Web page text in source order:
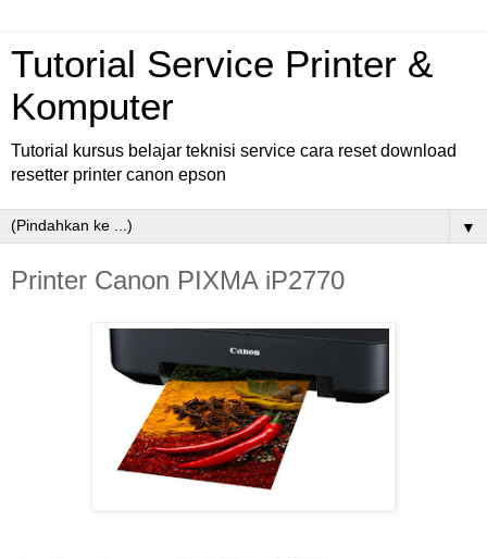
Tutorial Service Printer &
Komputer
Tutorial kursus belajar teknisi service cara reset download
resetter printer canon epson
▼
Printer Canon PIXMA iP2770